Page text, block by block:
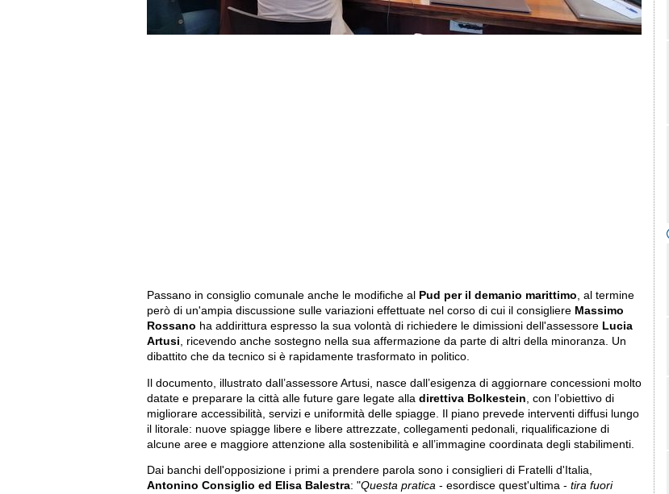
Passano in consiglio comunale anche le modifiche al Pud per il demanio marittimo, al termine
però di un'ampia discussione sulle variazioni effettuate nel corso di cui il consigliere Massimo
Rossano ha addirittura espresso la sua volontà di richiedere le dimissioni dell'assessore Lucia
Artusi, ricevendo anche sostegno nella sua affermazione da parte di altri della minoranza. Un
dibattito che da tecnico si è rapidamente trasformato in politico.
Il documento, illustrato dall’assessore Artusi, nasce dall’esigenza di aggiornare concessioni molto
datate e preparare la città alle future gare legate alla direttiva Bolkestein , con l’obiettivo di
migliorare accessibilità, servizi e uniformità delle spiagge. Il piano prevede interventi diffusi lungo
il litorale: nuove spiagge libere e libere attrezzate, collegamenti pedonali, riqualificazione di
alcune aree e maggiore attenzione alla sostenibilità e all’immagine coordinata degli stabilimenti.
Dai banchi dell'opposizione i primi a prendere parola sono i consiglieri di Fratelli d'Italia,
Antonino Consiglio ed Elisa Balestra: "Questa pratica - esordisce quest'ultima - tira fuori